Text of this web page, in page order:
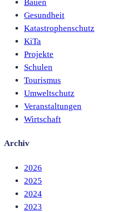
Bauen
Gesundheit
Katastrophenschutz
KiTa
Projekte
Schulen
Tourismus
Umweltschutz
Veranstaltungen
Wirtschaft
Archiv
2026
2025
2024
2023